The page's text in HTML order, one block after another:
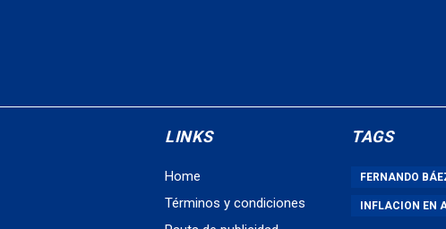
LINKS
Home
Términos y condiciones
TAGS
FERNANDO
INFLACION EN